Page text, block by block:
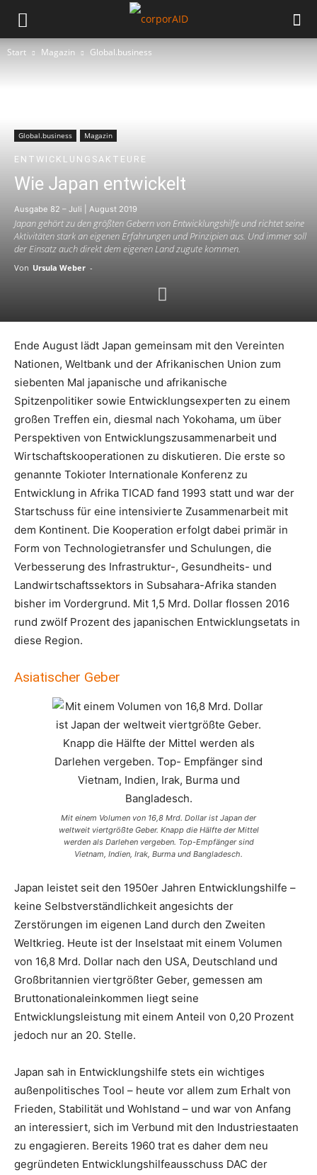
Start Magazin Global.business
Global.business Magazin
ENTWICKLUNGSAKTEURE
Wie Japan entwickelt
Ausgabe 82 – Juli | August 2019
Japan gehört zu den größten Gebern von Entwicklungshilfe und richtet seine
Aktivitäten stark an eigenen Erfahrungen und Prinzipien aus. Und immer soll
der Einsatz auch direkt dem eigenen Land zugute kommen.
Von Ursula Weber -
Ende August lädt Japan gemeinsam mit den Vereinten
Nationen, Weltbank und der Afrikanischen Union zum
siebenten Mal japanische und afrikanische
Spitzenpolitiker sowie Entwicklungsexperten zu einem
großen Treffen ein, diesmal nach Yokohama, um über
Perspektiven von Entwicklungszusammenarbeit und
Wirtschaftskooperationen zu diskutieren. Die erste so
genannte Tokioter Internationale Konferenz zu
Entwicklung in Afrika TICAD fand 1993 statt und war der
Startschuss für eine intensivierte Zusammenarbeit mit
dem Kontinent. Die Kooperation erfolgt dabei primär in
Form von Technologietransfer und Schulungen, die
Verbesserung des Infrastruktur-, Gesundheits- und
Landwirtschaftssektors in Subsahara-Afrika standen
bisher im Vordergrund. Mit 1,5 Mrd. Dollar flossen 2016
rund zwölf Prozent des japanischen Entwicklungsetats in
diese Region.
Asiatischer Geber
Mit einem Volumen von 16,8 Mrd. Dollar ist Japan der
weltweit viertgrößte Geber. Knapp die Hälfte der Mittel
werden als Darlehen vergeben. Top-Empfänger sind
Vietnam, Indien, Irak, Burma und Bangladesch.
Japan leistet seit den 1950er Jahren Entwicklungshilfe –
keine Selbstverständlichkeit angesichts der
Zerstörungen im eigenen Land durch den Zweiten
Weltkrieg. Heute ist der Inselstaat mit einem Volumen
von 16,8 Mrd. Dollar nach den USA, Deutschland und
Großbritannien viertgrößter Geber, gemessen am
Bruttonationaleinkommen liegt seine
Entwicklungsleistung mit einem Anteil von 0,20 Prozent
jedoch nur an 20. Stelle.
Japan sah in Entwicklungshilfe stets ein wichtiges
außenpolitisches Tool – heute vor allem zum Erhalt von
Frieden, Stabilität und Wohlstand – und war von Anfang
an interessiert, sich im Verbund mit den Industriestaaten
zu engagieren. Bereits 1960 trat es daher dem neu
gegründeten Entwicklungshilfeausschuss DAC der